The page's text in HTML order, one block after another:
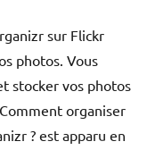
sur Flickr
photos. Vous
stocker vos photos
organiser
? est apparu en